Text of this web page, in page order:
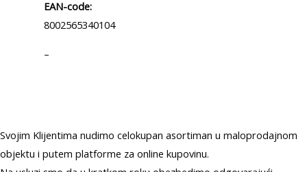
EAN-code:
8002565340104
–
Svojim Klijentima nudimo celokupan asortiman u maloprodajnom
objektu i putem platforme za online kupovinu.